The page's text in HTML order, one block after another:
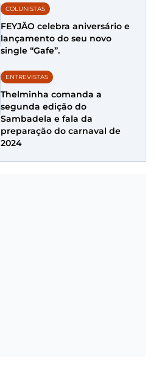
COLUNISTAS
FEYJÃO celebra aniversário e
lançamento do seu novo
single “Gafe”.
ENTREVISTAS
Thelminha comanda a
segunda edição do
Sambadela e fala da
preparação do carnaval de
2024